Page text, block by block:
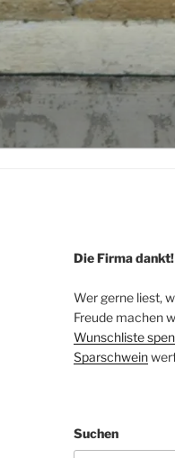
Die Firma dankt!
Wer gerne liest,
Freude machen
Wunschliste
Sparschwein
Suchen